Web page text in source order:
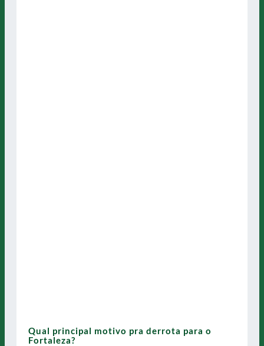
Qual principal motivo pra derrota para o
Fortaleza?